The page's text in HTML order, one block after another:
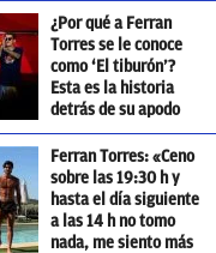
¿Por qué a Ferran
Torres se le conoce
como ‘El tiburón’?
Esta es la historia
detrás de su apodo
Ferran Torres: «Ceno
sobre las 19:30 h y
hasta el día siguiente
a las 14 h no tomo
nada, me siento más